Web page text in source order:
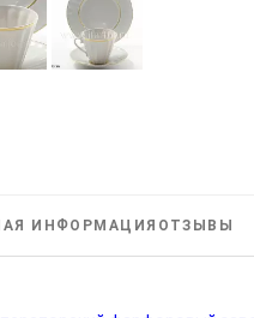
ИНФОРМАЦИЯ ОТЗЫВЫ